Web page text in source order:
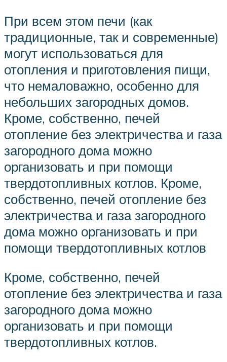
При всем этом печи (как
традиционные, так и современные)
могут использоваться для
отопления и приготовления пищи,
что немаловажно, особенно для
небольших загородных домов.
Кроме, собственно, печей
отопление без электричества и газа
загородного дома можно
организовать и при помощи
твердотопливных котлов. Кроме,
собственно, печей отопление без
электричества и газа загородного
дома можно организовать и при
помощи твердотопливных котлов
Кроме, собственно, печей
отопление без электричества и газа
загородного дома можно
организовать и при помощи
твердотопливных котлов.